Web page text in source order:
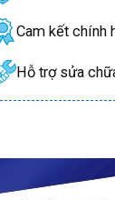
Cam kết chính
Hỗ trợ sửa